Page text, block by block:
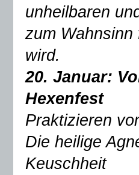
unheilbaren
zum
wird.
20. Januar:
Hexenfest
Praktizieren
Die heilige
Keuschheit